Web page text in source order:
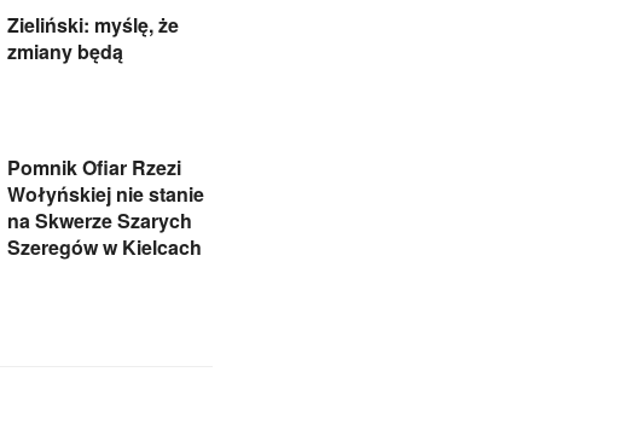
Zieliński: myślę, że
zmiany będą
Pomnik Ofiar Rzezi
Wołyńskiej nie stanie
na Skwerze Szarych
Szeregów w Kielcach